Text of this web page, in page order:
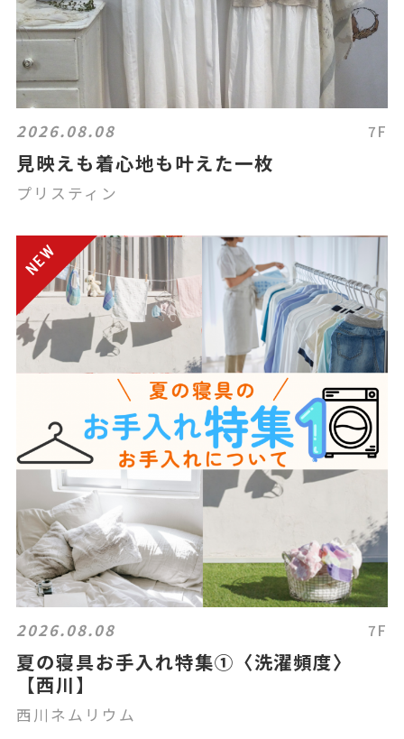
2026.08.08 7F
見映えも着心地も叶えた一枚
プリスティン
2026.08.08 7F
夏の寝具お手入れ特集①〈洗濯頻度〉
【西川】
西川ネムリウム